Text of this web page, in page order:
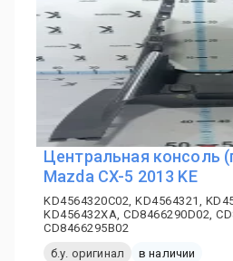
Центральная консоль
Mazda CX-5 2013 KE
KD4564320C02, KD4564321,
KD456432XA, CD8466290D02,
CD8466295B02
б.у. оригинал
в наличии